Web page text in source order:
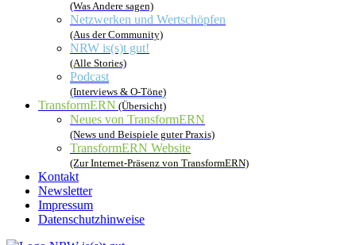
(Was Andere sagen)
Netzwerken und Wertschöpfen
(Aus der Community)
NRW is(s)t gut!
(Alle Stories)
Podcast
(Interviews & O-Töne)
TransformERN (Übersicht)
Neues von TransformERN
(News und Beispiele guter Praxis)
TransformERN Website
(Zur Internet-Präsenz von TransformERN)
Kontakt
Newsletter
Impressum
Datenschutzhinweise